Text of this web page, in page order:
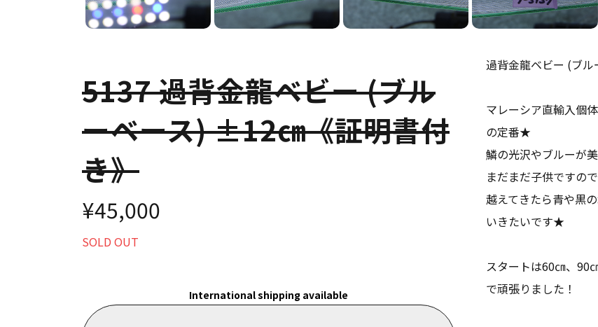
5137 過背金龍ベビー (ブル
ーベース) ±12㎝《証明書付
き》
¥45,000
SOLD OUT
International shipping available
過背金龍ベビー (ブ
マレーシア直輸入個
の定番★
鱗の光沢やブルーが
まだまだ子供ですの
越えてきたら青や黒
いきたいです★
スタートは60㎝、90
で頑張りました！